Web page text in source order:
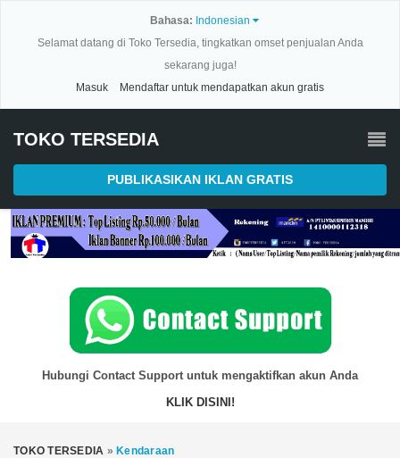
Bahasa: Indonesian
Selamat datang di Toko Tersedia, tingkatkan omset penjualan Anda
sekarang juga!
Masuk
Mendaftar untuk mendapatkan akun gratis
TOKO TERSEDIA
PUBLIKASIKAN IKLAN GRATIS
Hubungi Contact Support untuk mengaktifkan akun Anda
KLIK DISINI!
TOKO TERSEDIA » Kendaraan